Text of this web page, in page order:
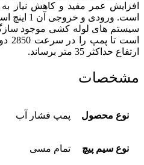
افزایش عمر مفید و کاهش نیاز
است.
سیستم های لوله کشی موجود
ارتفاع حداکثر 35 متر برساند.
مشخصات
نوع محصول پمپ فشار آب
نوع سیم پیچ تمام مسی